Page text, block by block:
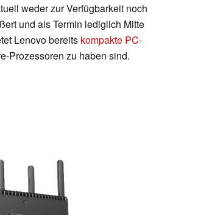
weder zur Verfügbarkeit noch
und als Termin lediglich Mitte
Lenovo bereits kompakte PC-
Prozessoren zu haben sind.